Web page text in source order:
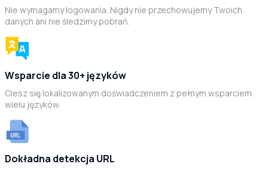
Nie wymagamy logowania. Nigdy nie przechowujemy Twoich
danych ani nie śledzimy pobrań.
Wsparcie dla 30+ języków
Ciesz się lokalizowanym doświadczeniem z pełnym wsparciem
wielu języków.
Dokładna detekcja URL